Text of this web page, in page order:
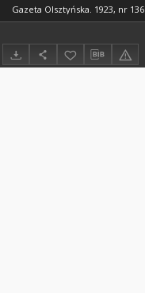
Gazeta Olsztyńska. 1923, nr 136